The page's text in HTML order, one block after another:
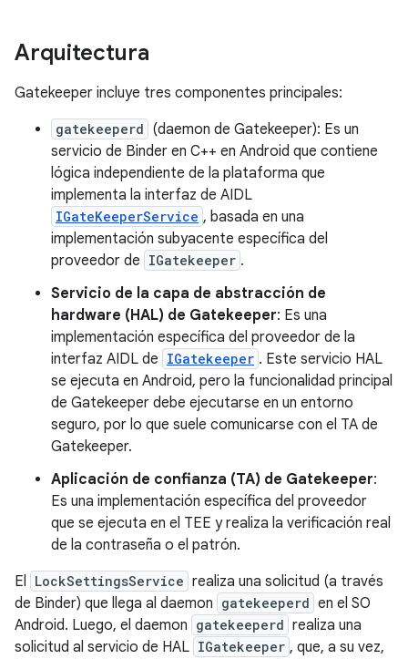
Arquitectura
Gatekeeper incluye tres componentes principales:
gatekeeperd (daemon de Gatekeeper): Es un
servicio de Binder en C++ en Android que contiene
lógica independiente de la plataforma que
implementa la interfaz de AIDL
IGateKeeperService , basada en una
implementación subyacente específica del
proveedor de IGatekeeper .
Servicio de la capa de abstracción de
hardware (HAL) de Gatekeeper: Es una
implementación específica del proveedor de la
interfaz AIDL de IGatekeeper . Este servicio HAL
se ejecuta en Android, pero la funcionalidad principal
de Gatekeeper debe ejecutarse en un entorno
seguro, por lo que suele comunicarse con el TA de
Gatekeeper.
Aplicación de confianza (TA) de Gatekeeper:
Es una implementación específica del proveedor
que se ejecuta en el TEE y realiza la verificación real
de la contraseña o el patrón.
El LockSettingsService realiza una solicitud (a través
de Binder) que llega al daemon gatekeeperd en el SO
Android. Luego, el daemon gatekeeperd realiza una
solicitud al servicio de HAL IGatekeeper , que, a su vez,